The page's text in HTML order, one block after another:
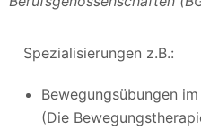
Spezialisierungen z.B.:
Bewegungsübungen
(Die